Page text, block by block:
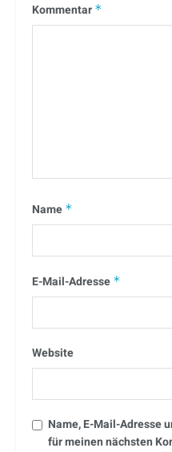
Kommentar *
Name *
E-Mail-Adresse *
Website
Name, E-Mail-Adresse
für meinen nächsten